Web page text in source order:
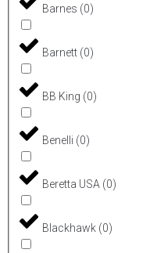
Barnes (0)
Barnett (0)
BB King (0)
Benelli (0)
Beretta USA (0)
Blackhawk (0)